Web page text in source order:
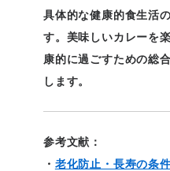
具体的な健康的食生活
す。美味しいカレーを
康的に過ごすための総
します。
参考文献：
・ 老化防止・長寿の条